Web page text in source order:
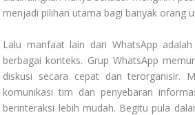
menjadi pilihan utama bagi banyak orang
Lalu manfaat lain dari WhatsApp
berbagai konteks. Grup WhatsApp
diskusi secara cepat dan terorganisir.
komunikasi tim dan penyebaran
berinteraksi lebih mudah. Begitu pula